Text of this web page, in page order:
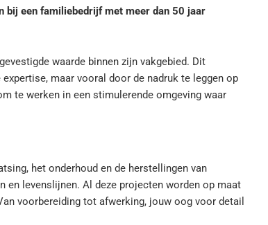
bij een familiebedrijf met meer dan 50 jaar
waarde binnen zijn vakgebied. Dit
maar vooral door de nadruk te leggen op
te werken in een stimulerende omgeving waar
het onderhoud en de herstellingen van
levenslijnen. Al deze projecten worden op maat
voorbereiding tot afwerking, jouw oog voor detail